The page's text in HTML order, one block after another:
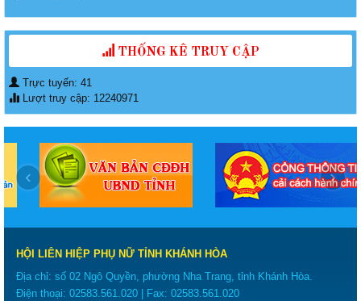
THỐNG KÊ TRUY CẬP
Trực tuyến: 41
Lượt truy cập: 12240971
‹ ›
HỘI LIÊN HIỆP PHỤ NỮ TỈNH KHÁNH HÒA
Địa chỉ: số 02 Ngô Quyền, phường Nha Trang, tỉnh Khánh Hòa.
Điện thoại: 02583.561.020 | Fax: 02583.561.020